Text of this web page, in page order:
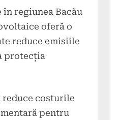
regiunea Bacău
oferă o
reduce emisiile
protecția
costurile
pentru